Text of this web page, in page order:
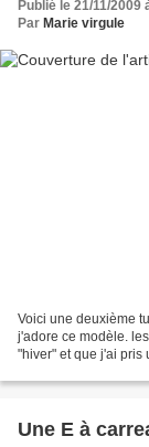
Publié le 21/11/2009
Par Marie virgule
Voici une deuxième
j'adore ce modèle.
"hiver" et que j'ai pris
Une E à